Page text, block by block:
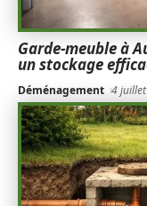
Garde-meuble à
un stockage
Déménagement 4